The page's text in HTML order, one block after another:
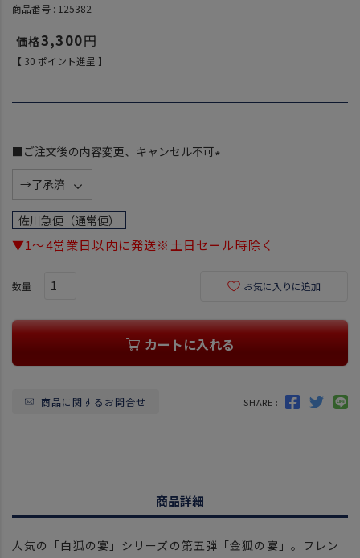
商品番号 125382
3,300
【 30 ポイント進呈 】
■ご注文後の内容変更、キャンセル不可
佐川急便（通常便）
▼1～4営業日以内に発送※土日セール時除く
お気に入りに追加
カートに入れる
商品に関するお問合せ SHARE :
商品詳細
人気の「白狐の宴」シリーズの第五弾「金狐の宴」。フレン